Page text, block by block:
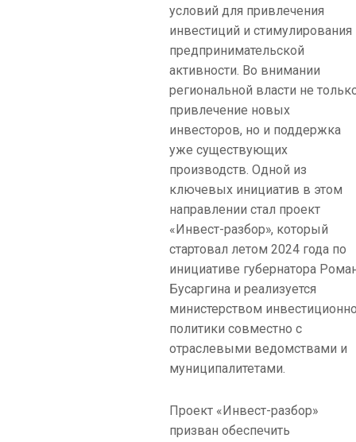
условий для привлечения
инвестиций и стимулирования
предпринимательской
активности. Во внимании
региональной власти не
привлечение новых
инвесторов, но и поддержка
уже существующих
производств. Одной из
ключевых инициатив в этом
направлении стал проект
«Инвест-разбор», который
стартовал летом 2024 года по
инициативе губернатора
Бусаргина и реализуется
министерством
политики совместно с
отраслевыми ведомствами и
муниципалитетами.
Проект «Инвест-разбор»
призван обеспечить